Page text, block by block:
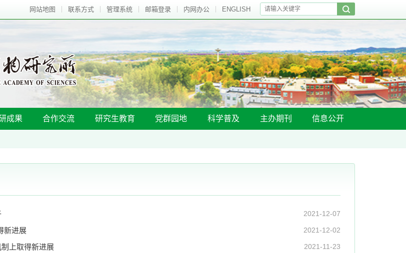
网站地图 联系方式 管理系统 邮箱登录 内网办公 ENGLISH
成果 合作交流 研究生教育 党群园地 科学普及 主办期刊 信息公开
2021-12-07
2021-12-02
新进展
2021-11-23
上取得新进展